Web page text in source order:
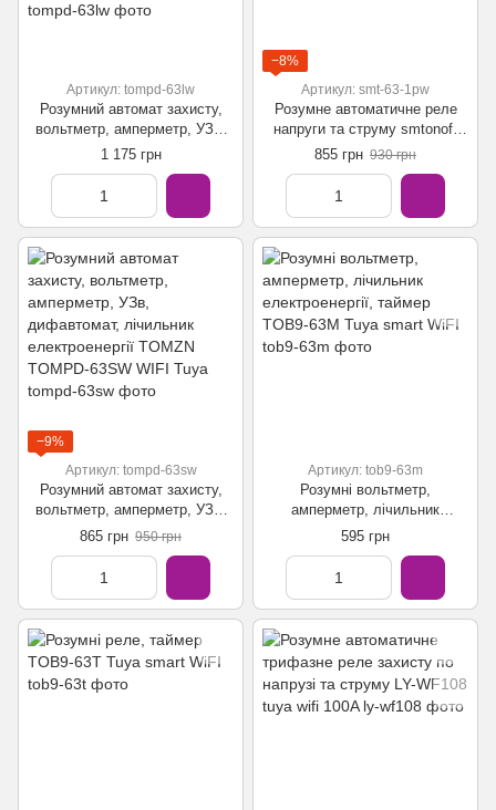
Артикул: tompd-63lw
Розумний автомат захисту,
вольтметр, амперметр, УЗв,
дифавтомат, лічильник
TOMPD-63LW WIFI Tuya
1 175 грн
−8%
Артикул: smt-63-1pw
Розумне автоматичне реле
напруги та струму smtonoff
tuya wifi 63A
855 грн 930 грн
−9%
Артикул: tompd-63sw
Розумний автомат захисту,
вольтметр, амперметр, УЗв,
дифавтомат, лічильник
електроенергії TOMZN
TOMPD-63SW WIFI Tuya
865 грн 950 грн
Артикул: tob9-63m
Розумні вольтметр,
амперметр, лічильник
електроенергії, таймер TOB9-
63M Tuya smart WiFI
595 грн